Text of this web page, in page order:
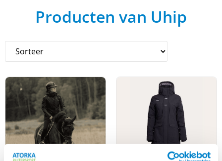
Producten van Uhip